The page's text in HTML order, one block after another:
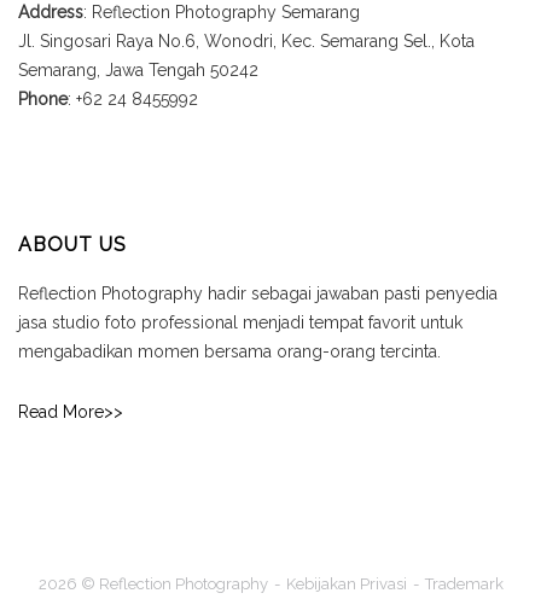
Address: Reflection Photography Semarang
Jl. Singosari Raya No.6, Wonodri, Kec. Semarang Sel., Kota
Semarang, Jawa Tengah 50242
Phone: +62 24 8455992
ABOUT US
Reflection Photography hadir sebagai jawaban pasti penyedia
jasa studio foto professional menjadi tempat favorit untuk
mengabadikan momen bersama orang-orang tercinta.
Read More>>
2026 © Reflection Photography Kebijakan Privasi
Trademark